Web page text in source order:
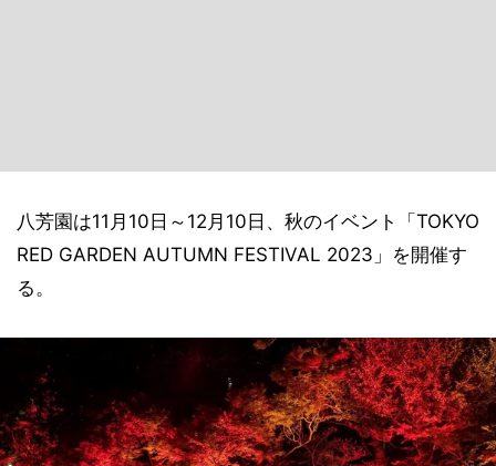
八芳園は11月10日～12月10日、秋のイベント「TOKYO
RED GARDEN AUTUMN FESTIVAL 2023」を開催す
る。